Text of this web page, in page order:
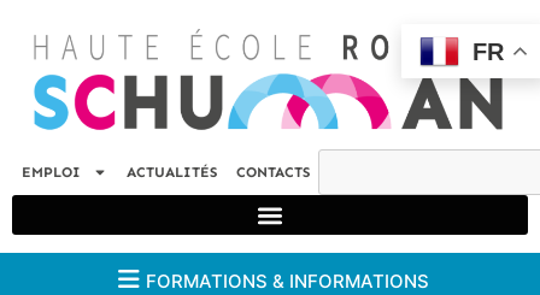
EMPLOI ACTUALITÉS CONTACTS
FORMATIONS & INFORMATIONS
FR